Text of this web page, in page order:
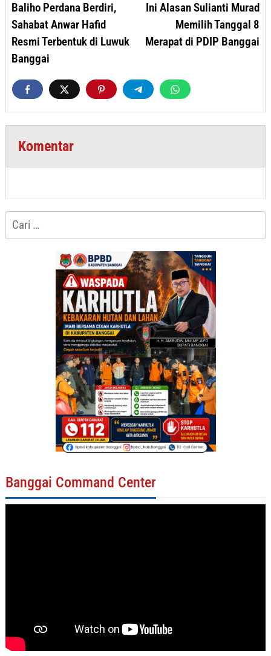
Baliho Perdana Berdiri,
Sahabat Anwar Hafid
Resmi Terbentuk di Luwuk
Banggai
Ini Alasan Sulianti Murad
Memilih Tanggal 8
Merapat di PDIP Banggai
Komentar
Cari
untuk:
Banggai Command Center